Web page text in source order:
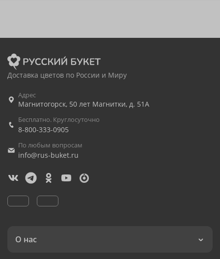
Доставка цветов по России и Миру
Адрес
Магнитогорск, 50 лет Магнитки, д. 51А
Бесплатно. Круглосуточно
8-800-333-0905
По любым вопросам
info@rus-buket.ru
О нас